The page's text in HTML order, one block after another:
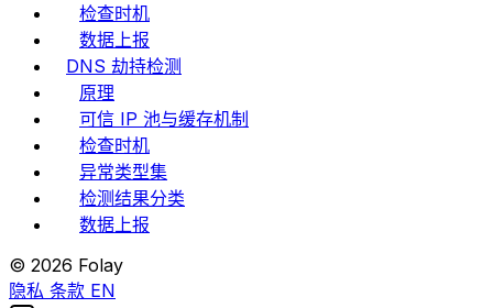
检查时机
数据上报
DNS 劫持检测
原理
可信 IP 池与缓存机制
检查时机
异常类型集
检测结果分类
数据上报
© 2026 Folay
隐私 条款 EN